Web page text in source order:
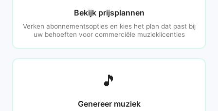
Bekijk prijsplannen
Verken abonnementsopties en kies het plan dat past bij
uw behoeften voor commerciële muzieklicenties
🎵
Genereer muziek